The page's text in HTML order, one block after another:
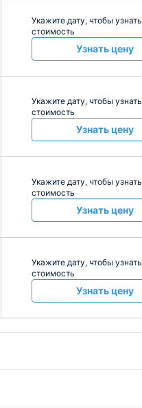
Укажите дату, чтобы узнать
стоимость
Узнать цену
Укажите дату, чтобы узнать
стоимость
Узнать цену
Укажите дату, чтобы узнать
стоимость
Узнать цену
Укажите дату, чтобы узнать
стоимость
Узнать цену